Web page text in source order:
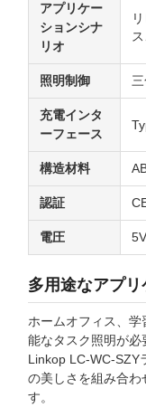
アプリケー
ションシナ
リオ
照明制御
充電インタ
ーフェース
構造材料
認証
電圧 5V
多用途なアプ
ホームオフィス、
能なタスク照明が必
Linkop LC-WC-SZY
の美しさを組み合わ
す。